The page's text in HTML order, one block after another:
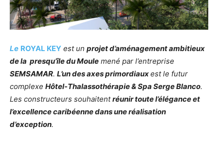
Le ROYAL KEY est un projet d’aménagement ambitieux
de la presqu’île du Moule mené par l’entreprise
SEMSAMAR. L’un des axes primordiauxest le futur
complexe Hôtel-Thalassothérapie & Spa Serge Blanco.
Les constructeurs souhaitentréunir toute l’élégance et
l’excellence caribéenne dans une réalisation
d’exception.